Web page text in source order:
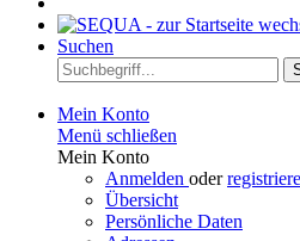
Suchen
Mein Konto
Menü schließen
Mein Konto
Anmelden oder
Übersicht
Persönliche Daten